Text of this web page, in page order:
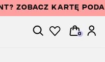
ZOBACZ KARTĘ
0